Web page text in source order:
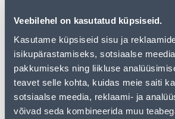
Veebilehel on kasutatud küpsiseid.
Kasutame küpsiseid sisu ja
isikupärastamiseks, sotsiaalse
pakkumiseks ning liikluse
teavet selle kohta, kuidas meie saiti
sotsiaalse meedia, reklaami- ja
võivad seda kombineerida muu
главную страницуили используя
функцию поиска, чтобы найти еще
варианты. Удачных покупок!
Доставка невозможна